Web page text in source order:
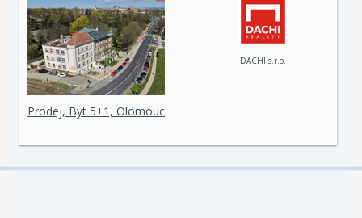
DACHI s.r.o.
Prodej, Byt 5+1, Olomouc